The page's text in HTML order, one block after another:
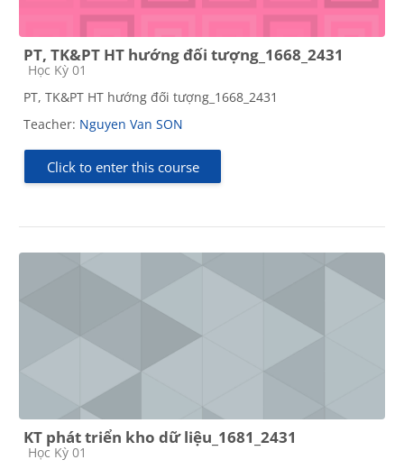
PT, TK&PT HT hướng đối tượng_1668_2431
Course category
Học Kỳ 01
PT, TK&PT HT hướng đối tượng_1668_2431
Teacher: Nguyen Van SON
Click to enter this course
KT phát triển kho dữ liệu_1681_2431
Course category
Học Kỳ 01